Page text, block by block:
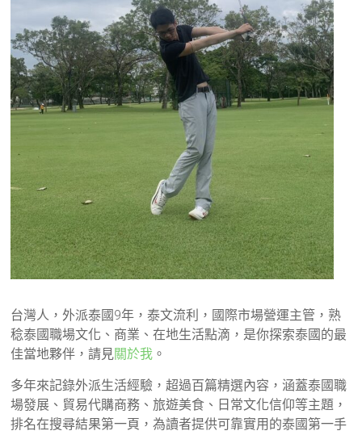
台灣人，外派泰國9年，泰文流利，國際市場營運主管，熟
稔泰國職場文化、商業、在地生活點滴，是你探索泰國的最
佳當地夥伴，請見關於我 。
多年來記錄外派生活經驗，超過百篇精選內容，涵蓋泰國職
場發展、貿易代購商務、旅遊美食、日常文化信仰等主題，
排名在搜尋結果第一頁，為讀者提供可靠實用的泰國第一手